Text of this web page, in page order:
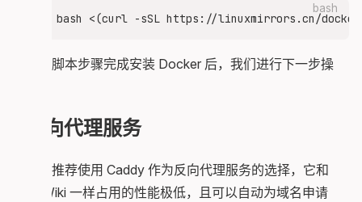
bash
在遵照脚本步骤完成安装 Docker 后，我们进行下一步操
反向代理服务
我个人推荐使用 Caddy 作为反向代理服务的选择，它和
OtterWiki 一样占用的性能极低，且可以自动为域名申请